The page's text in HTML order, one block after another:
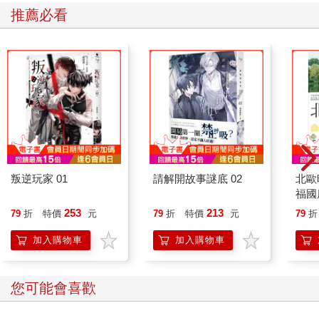
推薦必看
叛逆玩家 01
79 折 特價 253 元
加入購物車
請解開故事謎底 02
79 折 特價 213 元
加入購物車
北
福
79 折
您可能會喜歡